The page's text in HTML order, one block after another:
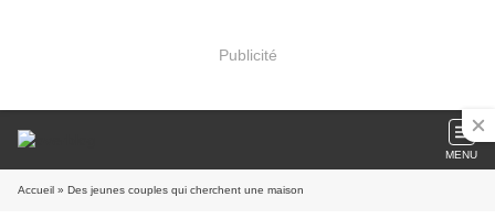
Publicité
MENU
Accueil » Des jeunes couples qui cherchent une maison